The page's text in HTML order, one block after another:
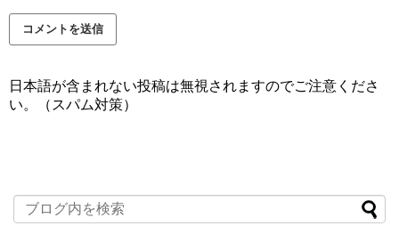
日本語が含まれない投稿は無視されますのでご注意くださ
い。（スパム対策）